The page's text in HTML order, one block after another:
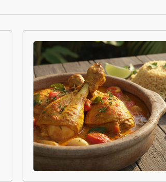
NATURE
Retraite spirituelle sur l’Île de la
Réunion : Guide ultime pour
restaurer son âme à l’aide de la
nature
1 mai 2024